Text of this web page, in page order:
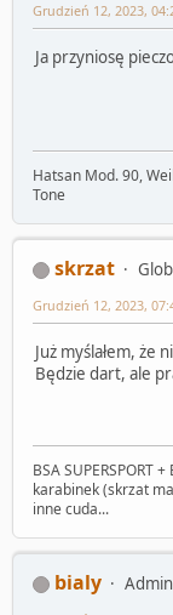
Grudzień 12, 2023,
Ja przyniosę
Hatsan Mod. 90,
Tone
skrzat
Grudzień 12, 2023,
Już myślałem, że
Będzie dart, ale
BSA SUPERSPORT
karabinek (skrzat
inne cuda...
bialy